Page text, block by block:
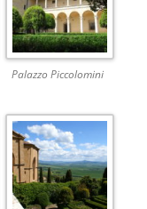
Palazzo Piccolomini